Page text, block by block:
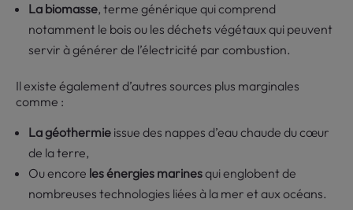
La biomasse, terme générique qui comprend
notamment le bois ou les déchets végétaux qui peuvent
servir à générer de l’électricité par combustion.
Il existe également d’autres sources plus marginales
comme :
La géothermie issue des nappes d’eau chaude du cœur
de la terre,
Ou encore les énergies marinesqui englobent de
nombreuses technologies liées à la mer et aux océans.